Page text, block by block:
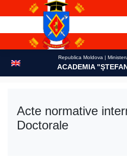
Republica Moldova |
ACADEMIA
Acte normative
Doctorale